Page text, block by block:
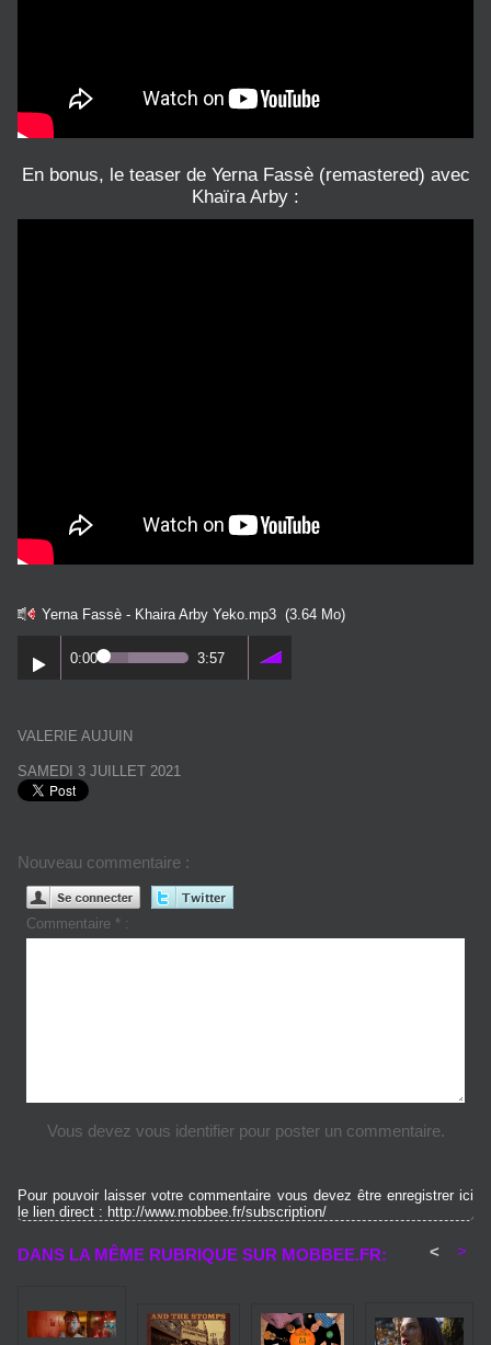
En bonus, le teaser de Yerna Fassè (remastered) avec
Khaïra Arby :
Yerna Fassè - Khaira Arby Yeko.mp3 (3.64 Mo)
0:00 3:57
VALERIE AUJUIN
SAMEDI 3 JUILLET 2021
Nouveau commentaire :
Commentaire * :
Vous devez vous identifier pour poster un commentaire.
Pour pouvoir laisser votre commentaire vous devez être enregistrer ici
le lien direct : http://www.mobbee.fr/subscription/
DANS LA MÊME RUBRIQUE SUR MOBBEE.FR: < >